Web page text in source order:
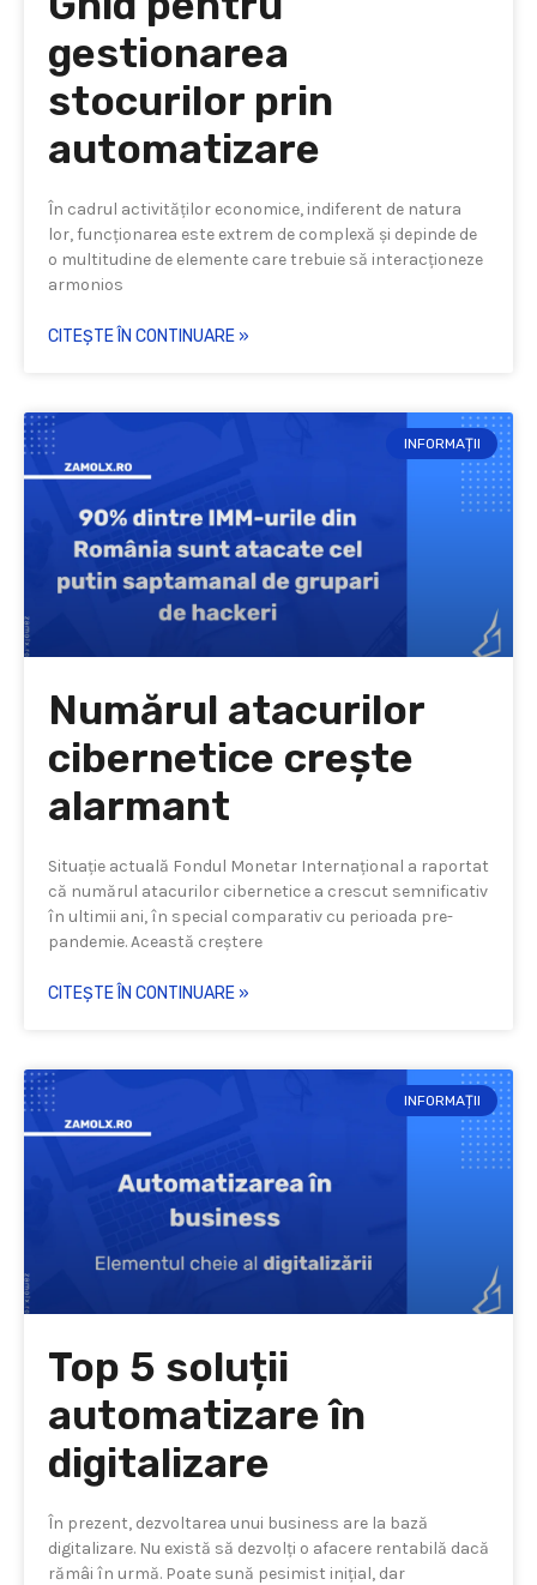
gestionarea
stocurilor prin
automatizare
În cadrul activităților economice, indiferent de natura
lor, funcționarea este extrem de complexă și depinde de
o multitudine de elemente care trebuie să interacționeze
armonios
CITEȘTE ÎN CONTINUARE »
INFORMAȚII
Numărul atacurilor
cibernetice crește
alarmant
Situație actuală Fondul Monetar Internațional a raportat
că numărul atacurilor cibernetice a crescut semnificativ
în ultimii ani, în special comparativ cu perioada pre-
pandemie. Această creștere
CITEȘTE ÎN CONTINUARE »
INFORMAȚII
Top 5 soluții
automatizare în
digitalizare
În prezent, dezvoltarea unui business are la bază
digitalizare. Nu există să dezvolți o afacere rentabilă dacă
rămâi în urmă. Poate sună pesimist inițial, dar